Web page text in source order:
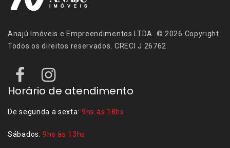
Anajú Imóveis e Empreendimentos LTDA. © 2026 Copyright.
Todos os direitos reservados. CRECI J 26762
Horário de atendimento
De segunda a sexta: 9hs às 18hs
Sábados:9hs às 13hs